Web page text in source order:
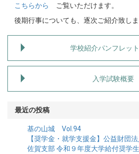
こちらから
ご覧いただけます。
後期行事についても、逐次ご紹介致しま
学校紹介パンフレッ
入学試験概要
最近の投稿
基の山城 Vol.94
【奨学金・就学支援金】公益財団
佐賀支部 令和９年度大学給付奨学